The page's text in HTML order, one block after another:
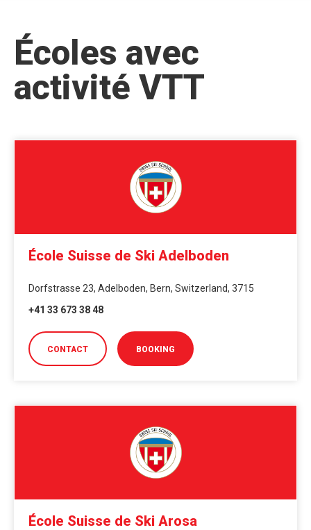
Écoles avec
activité VTT
École Suisse de Ski Adelboden
Dorfstrasse 23, Adelboden, Bern, Switzerland, 3715
+41 33 673 38 48
CONTACT BOOKING
École Suisse de Ski Arosa